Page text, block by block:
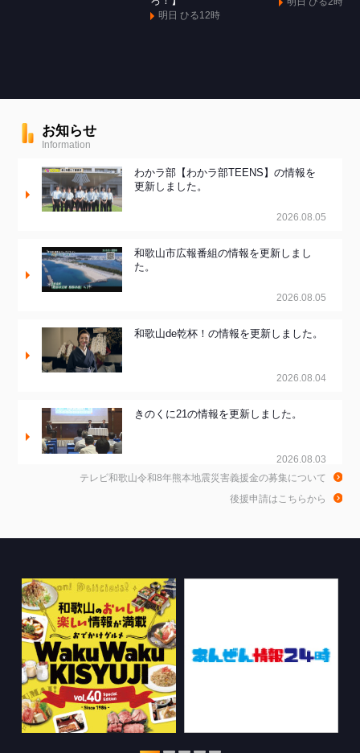
明日 ひる12時
お知らせ
Information
わかラ部【わかラ部TEENS】の情報を
更新しました。
2026.08.05
和歌山市広報番組の情報を更新しまし
た。
2026.08.05
和歌山de乾杯！の情報を更新しました。
2026.08.04
きのくに21の情報を更新しました。
2026.08.03
ちゃぶ台おかわりの情報を更新しまし
2026.07.30
情報を更新しました。
特別番組【8月】の情報を更新しました。
わかやま医療ナビの情報を更新しまし
た。
テレビ和歌山令和8年熊本地震災害義援金の募集について
後援申請はこちらから